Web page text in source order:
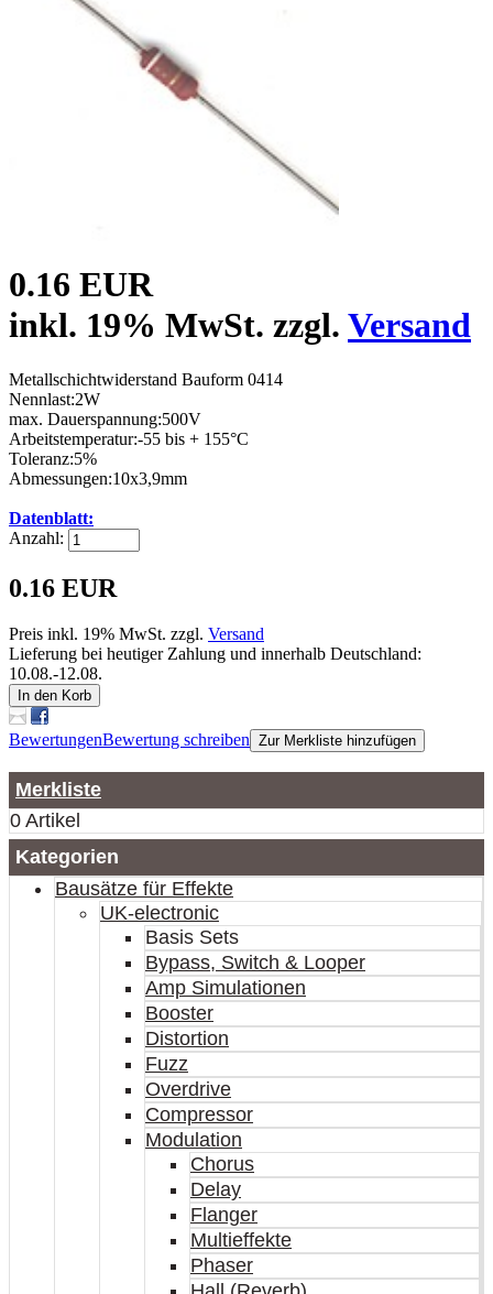
0.16 EUR
inkl. 19% MwSt. zzgl. Versand
Metallschichtwiderstand Bauform 0414
Nennlast:2W
max. Dauerspannung:500V
Arbeitstemperatur:-55 bis + 155°C
Toleranz:5%
Abmessungen:10x3,9mm
Datenblatt:
Anzahl:
0.16 EUR
Preis inkl. 19% MwSt. zzgl. Versand
Lieferung bei heutiger Zahlung und innerhalb Deutschland:
10.08.-12.08.
In den Korb
BewertungenBewertung schreiben Zur Merkliste hinzufügen
Merkliste
0 Artikel
Kategorien
Bausätze für Effekte
UK-electronic
Basis Sets
Bypass, Switch & Looper
Amp Simulationen
Booster
Distortion
Fuzz
Overdrive
Compressor
Modulation
Chorus
Delay
Flanger
Multieffekte
Phaser